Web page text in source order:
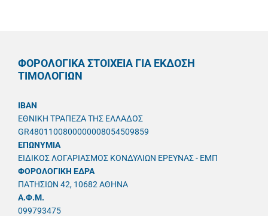
ΦΟΡΟΛΟΓΙΚΑ ΣΤΟΙΧΕΙΑ ΓΙΑ ΕΚΔΟΣΗ
ΤΙΜΟΛΟΓΙΩΝ
IBAN
ΕΘΝΙΚΗ ΤΡΑΠΕΖΑ ΤΗΣ ΕΛΛΑΔΟΣ
GR4801100800000008054509859
ΕΠΩΝΥΜΙΑ
ΕΙΔΙΚΟΣ ΛΟΓΑΡΙΑΣΜΟΣ ΚΟΝΔΥΛΙΩΝ ΕΡΕΥΝΑΣ - ΕΜΠ
ΦΟΡΟΛΟΓΙΚΗ ΕΔΡΑ
ΠΑΤΗΣΙΩΝ 42, 10682 ΑΘΗΝΑ
A.Φ.Μ.
099793475